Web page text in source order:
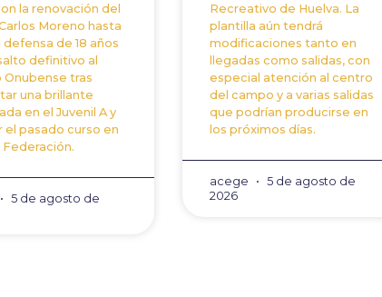
la renovación del
Moreno hasta
defensa de 18 años
definitivo al
tras
una brillante
en el Juvenil A y
el pasado curso en
Federación.
5 de agosto de
Recreativo de Huelva. La
plantilla aún tendrá
modificaciones tanto en
llegadas como salidas, con
especial atención al centro
del campo y a varias salidas
que podrían producirse en
los próximos días.
acege
5 de agosto de
2026